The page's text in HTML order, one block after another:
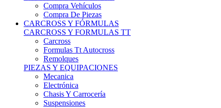
Compra De Piezas
CARCROSS Y FÓRMULAS
CARCROSS Y FORMULAS TT
Carcross
Formulas Tt Autocross
Remolques
PIEZAS Y EQUIPACIONES
Mecanica
Electrónica
Chasis Y Carrocería
Suspensiones
Frenos